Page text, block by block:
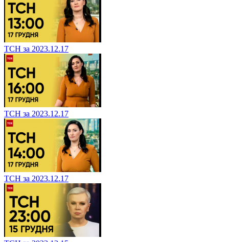
ТСН за 2023.12.17
ТСН за 2023.12.17
ТСН за 2023.12.17